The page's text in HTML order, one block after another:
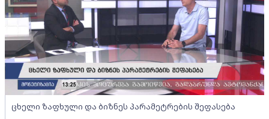
ცხელი ზაფხული და ბიზნეს პარამეტრების შეფასება